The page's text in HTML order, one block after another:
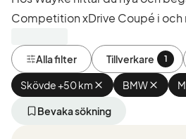
Competition xDrive Coupé i och
Sverige.Alla filter Tillverkare 1
Skövde +50 km Ta
bort
aktivt
BMW Ta
bort
Bevaka sökning